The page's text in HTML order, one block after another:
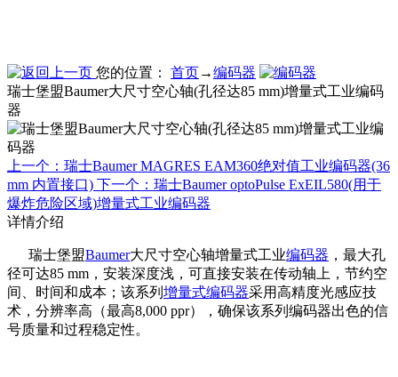
您的位置： 首页→编码器
瑞士堡盟Baumer大尺寸空心轴(孔径达85 mm)增量式工业编码
器
上一个：瑞士Baumer MAGRES EAM360绝对值工业编码器(36
mm 内置接口) 下一个：瑞士Baumer optoPulse ExEIL580(用于
爆炸危险区域)增量式工业编码器
详情介绍
瑞士堡盟Baumer大尺寸空心轴增量式工业编码器 ，最大孔
径可达85 mm，安装深度浅，可直接安装在传动轴上，节约空
间、时间和成本；该系列 增量式编码器采用高精度光感应技
术，分辨率高（最高8,000 ppr），确保该系列编码器出色的信
号质量和过程稳定性。